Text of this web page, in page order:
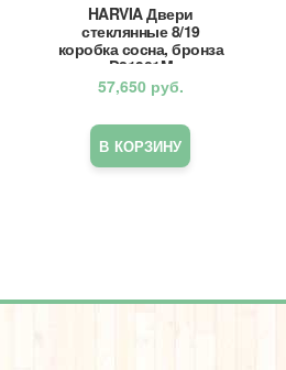
HARVIA Двери
стеклянные 8/19
коробка сосна, бронза
D81901M
57,650руб.
В КОРЗИНУ